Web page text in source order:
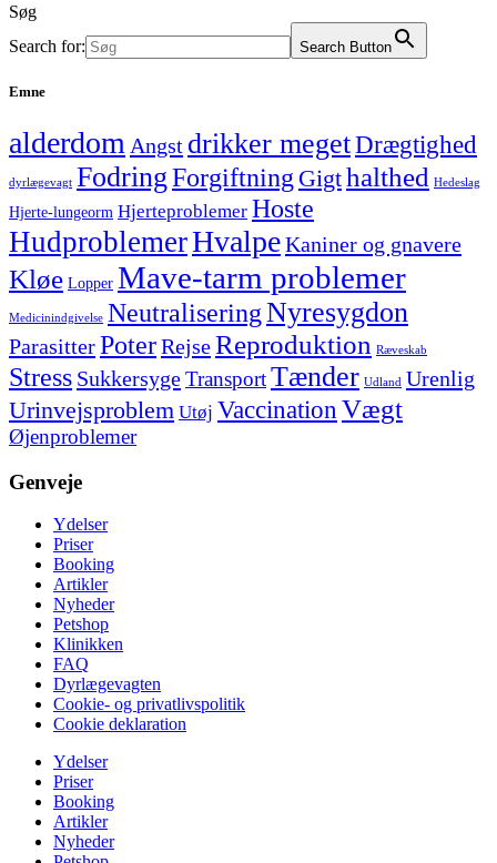
Søg
Search for:
Search Button
Emne
alderdom Angst drikker megetDrægtighed
dyrlægevagt FodringForgiftning Gigthalthed Hedeslag
Hjerte-lungeorm Hjerteproblemer Hoste
HudproblemerHvalpeKaniner og gnavere
Kløe Lopper Mave-tarm problemer
Medicinindgivelse NeutraliseringNyresygdon
ParasitterPoterRejseReproduktion Ræveskab
Stress SukkersygeTransportTænder Udland Urenlig
Urinvejsproblem Utøj Vaccination Vægt
Øjenproblemer
Genveje
Ydelser
Priser
Booking
Artikler
Nyheder
Petshop
Klinikken
FAQ
Dyrlægevagten
Cookie- og privatlivspolitik
Cookie deklaration
Ydelser
Priser
Booking
Artikler
Nyheder